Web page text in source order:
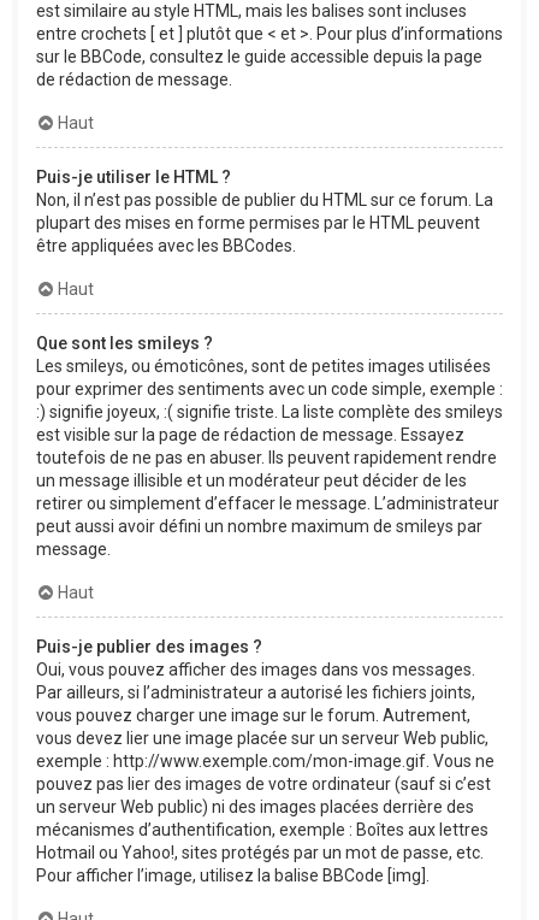
est similaire au style HTML, mais les balises sont incluses
entre crochets [ et ] plutôt que < et >. Pour plus d’informations
sur le BBCode, consultez le guide accessible depuis la page
de rédaction de message.
Haut
Puis-je utiliser le HTML ?
Non, il n’est pas possible de publier du HTML sur ce forum. La
plupart des mises en forme permises par le HTML peuvent
être appliquées avec les BBCodes.
Haut
Que sont les smileys ?
Les smileys, ou émoticônes, sont de petites images utilisées
pour exprimer des sentiments avec un code simple, exemple :
:) signifie joyeux, :( signifie triste. La liste complète des smileys
est visible sur la page de rédaction de message. Essayez
toutefois de ne pas en abuser. Ils peuvent rapidement rendre
un message illisible et un modérateur peut décider de les
retirer ou simplement d’effacer le message. L’administrateur
peut aussi avoir défini un nombre maximum de smileys par
message.
Haut
Puis-je publier des images ?
Oui, vous pouvez afficher des images dans vos messages.
Par ailleurs, si l’administrateur a autorisé les fichiers joints,
vous pouvez charger une image sur le forum. Autrement,
vous devez lier une image placée sur un serveur Web public,
exemple : http://www.exemple.com/mon-image.gif. Vous ne
pouvez pas lier des images de votre ordinateur (sauf si c’est
un serveur Web public) ni des images placées derrière des
mécanismes d’authentification, exemple : Boîtes aux lettres
Hotmail ou Yahoo!, sites protégés par un mot de passe, etc.
Pour afficher l’image, utilisez la balise BBCode [img].